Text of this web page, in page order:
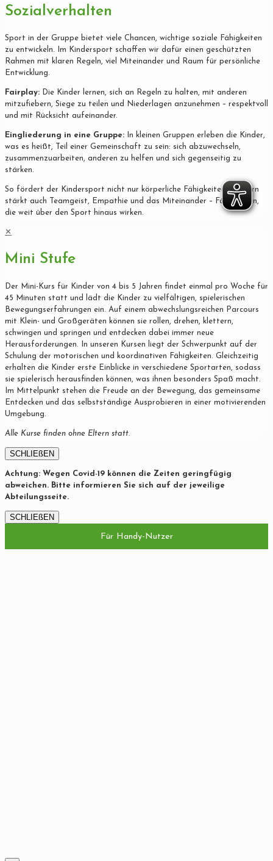
Sozialverhalten
Sport in der Gruppe bietet viele Chancen, wichtige soziale Fähigkeiten
zu entwickeln. Im Kindersport schaffen wir dafür einen geschützten
Rahmen mit klaren Regeln, viel Miteinander und Raum für persönliche
Entwicklung.
Fairplay: Die Kinder lernen, sich an Regeln zu halten, mit anderen
mitzufiebern, Siege zu teilen und Niederlagen anzunehmen – respektvoll
und mit Rücksicht aufeinander.
Eingliederung in eine Gruppe: In kleinen Gruppen erleben die Kinder,
was es heißt, Teil einer Gemeinschaft zu sein: sich abzuwechseln,
zusammenzuarbeiten, anderen zu helfen und sich gegenseitig zu
stärken.
So fördert der Kindersport nicht nur körperliche Fähigkeiten, sondern
stärkt auch Teamgeist, Empathie und das Miteinander – Fähigkeiten,
die weit über den Sport hinaus wirken.
✕
Mini Stufe
Der Mini-Kurs für Kinder von 4 bis 5 Jahren findet einmal pro Woche für
45 Minuten statt und lädt die Kinder zu vielfältigen, spielerischen
Bewegungserfahrungen ein. Auf einem abwechslungsreichen Parcours
mit Klein- und Großgeräten können sie rollen, drehen, klettern,
schwingen und springen und entdecken dabei immer neue
Herausforderungen. In unseren Kursen liegt der Schwerpunkt auf der
Schulung der motorischen und koordinativen Fähigkeiten. Gleichzeitig
erhalten die Kinder erste Einblicke in verschiedene Sportarten, sodass
sie spielerisch herausfinden können, was ihnen besonders Spaß macht.
Im Mittelpunkt stehen die Freude an der Bewegung, das gemeinsame
Entdecken und das selbstständige Ausprobieren in einer motivierenden
Umgebung.
Alle Kurse finden ohne Eltern statt.
SCHLIEßEN
Achtung: Wegen Covid-19 können die Zeiten geringfügig
abweichen. Bitte informieren Sie sich auf der jeweilige
Abteilungsseite.
SCHLIEßEN
Für Handy-Nutzer